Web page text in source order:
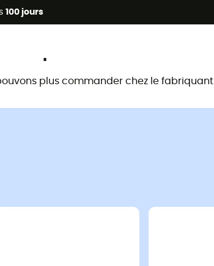
100 jours
produits* code Summer5
plus commander chez le fabriquant.